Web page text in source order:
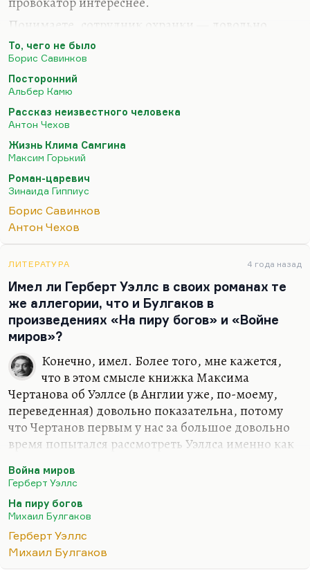
Понимаете, сотрудник охранки — довольно
плоское явление. Революционер — такой,
инсарского типа или эсеровского типа — при всей
своей святости производит впечатление
определенной мономании, определенной
зацикленности на своих идеях и тоже некоторые
плоскости.
Понимаете, я не помню ни одного сколько-
нибудь привлекательного революционера в
русской литературе, и реакционера тоже. Вот
провокаторы бывают интересные. Двойные
агенты бывают интересные. Тут неважно,
реально ли то существующая фигура,…
То, чего не было
Борис Савинков
Посторонний
Альбер Камю
Рассказ неизвестного человека
Антон Чехов
Жизнь Клима Самгина
Максим Горький
Роман-царевич
Зинаида Гиппиус
Борис Савинков
Антон Чехов
ЛИТЕРАТУРА 4 года назад
Имел ли Герберт Уэллс в своих романах те
же аллегории, что и Булгаков в
произведениях «На пиру богов» и «Войне
миров»?
Конечно, имел. Более того, мне кажется,
что в этом смысле книжка Максима
Чертанова об Уэллсе (в Англии уже, по-моему,
переведенная) довольно показательна, потому
что Чертанов первым у нас за большое довольно
время попытался рассмотреть Уэллса именно как
философа, монстра, в каком-то смысле как
мастера социального прогноза. И, конечно,
«Война миров» и в особенности «Машина
времени», в огромной степени «Человек-
невидимка» — это прежде всего социальные
диагнозы и только потом уже фантастические
Война миров
Герберт Уэллс
На пиру богов
Михаил Булгаков
Герберт Уэллс
Михаил Булгаков